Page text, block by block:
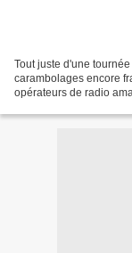
Tout juste d'une
carambolages encore
opérateurs de radio